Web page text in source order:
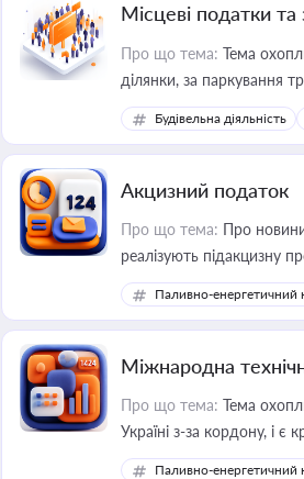
Місцеві податки та
Про що тема: Тема
Будівельна діяльність
Акцизний податок
Про що тема: Про
реалізують підакцизну
Паливно-енергетичний
Міжнародна
Про що тема: Тема
Україні з-за кордону, і
інфраструктурних
Паливно-енергетичний